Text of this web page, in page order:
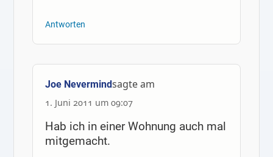
Antworten
Joe Nevermindsagte am
1. Juni 2011 um 09:07
Hab ich in einer Wohnung auch mal
mitgemacht.